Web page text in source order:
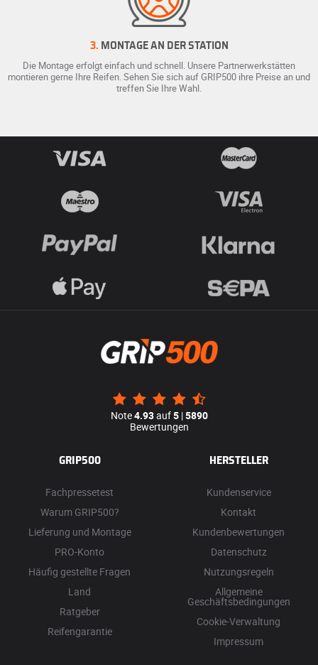
3. MONTAGE AN DER STATION
Die Montage erfolgt einfach und schnell. Unsere Partnerwerkstätten
montieren gerne Ihre Reifen. Sehen Sie sich auf GRIP500 ihre Preise an und
treffen Sie Ihre Wahl.
Note4.93auf5|5890
Bewertungen
GRIP500
Fachpressetest
Warum GRIP500?
Lieferung und Montage
PRO-Konto
Häufig gestellte Fragen
Land
Ratgeber
Reifengarantie
HERSTELLER
Kundenservice
Kontakt
Kundenbewertungen
Datenschutz
Nutzungsregeln
Allgemeine
Geschäftsbedingungen
Cookie-Verwaltung
Impressum